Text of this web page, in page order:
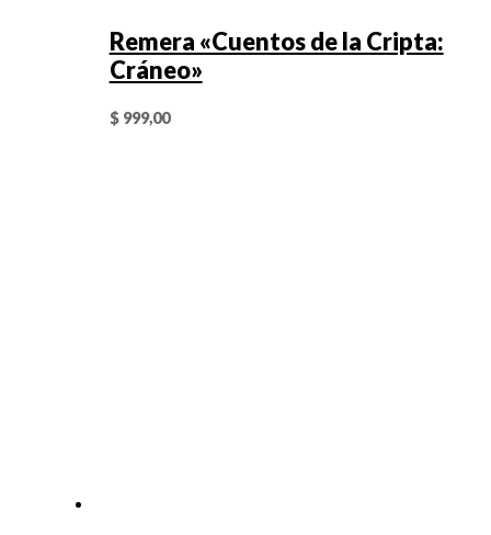
Remera «Cuentos de la Cripta:
Cráneo»
$999,00